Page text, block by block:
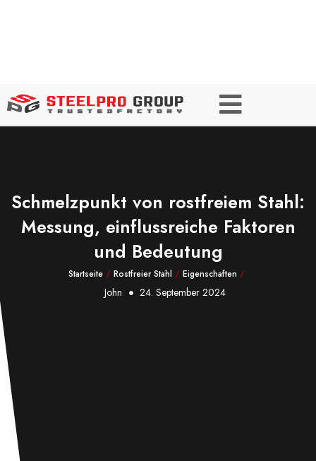
Schmelzpunkt von rostfreiem Stahl:
Messung, einflussreiche Faktoren
und Bedeutung
Startseite / Rostfreier Stahl / Eigenschaften /
John 24. September 2024